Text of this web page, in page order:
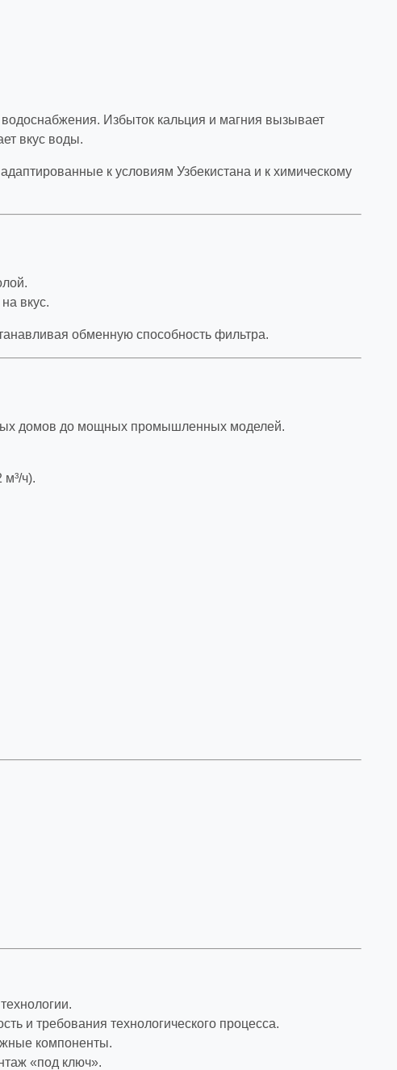
Избыток кальция и магния вызывает
вкус воды.
к условиям Узбекистана и к химическому
вкус.
обменную способность фильтра.
домов до мощных промышленных моделей.
ч).
и требования технологического процесса.
компоненты.
«под ключ».